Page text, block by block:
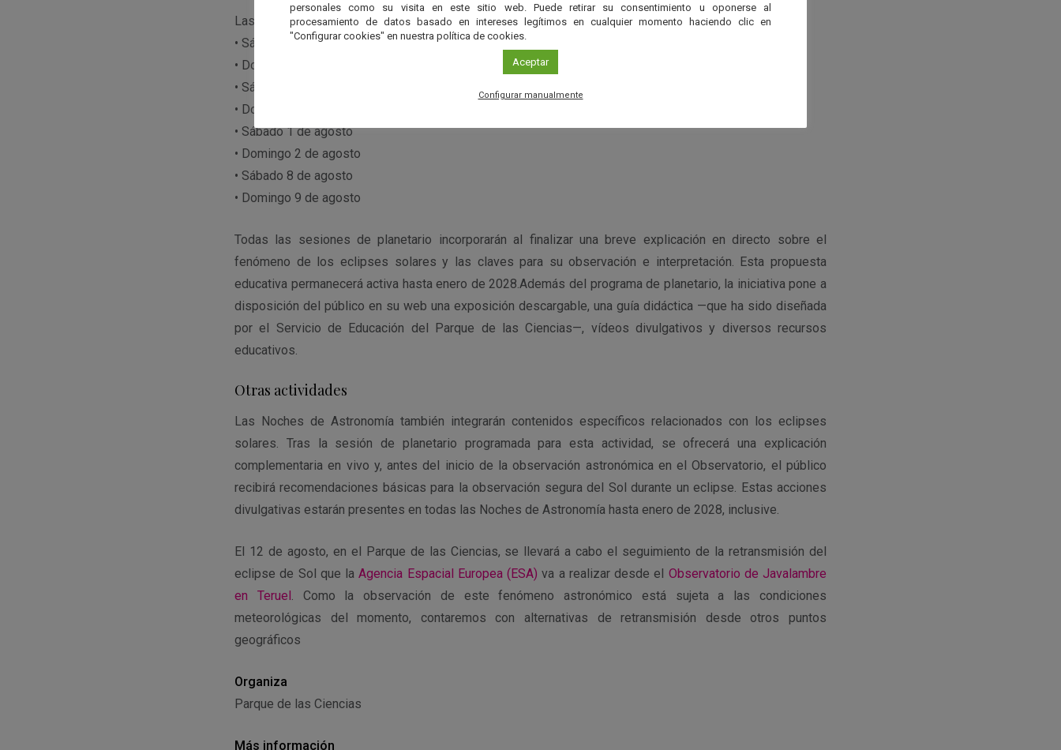
Las fechas programadas son las siguientes:
• Sábado 4 de julio
• Domingo 5 de julio
• Sábado 18 de julio
• Domingo 19 de julio
• Sábado 1 de agosto
• Domingo 2 de agosto
• Sábado 8 de agosto
• Domingo 9 de agosto
Todas las sesiones de planetario incorporarán al finalizar una breve explicación en directo sobre el
fenómeno de los eclipses solares y las claves para su observación e interpretación. Esta propuesta
educativa permanecerá activa hasta enero de 2028.Además del programa de planetario, la iniciativa pone a
disposición del público en su web una exposición descargable, una guía didáctica —que ha sido diseñada
por el Servicio de Educación del Parque de las Ciencias—, vídeos divulgativos y diversos recursos
educativos.
Otras actividades
Las Noches de Astronomía también integrarán contenidos específicos relacionados con los eclipses
solares. Tras la sesión de planetario programada para esta actividad, se ofrecerá una explicación
complementaria en vivo y, antes del inicio de la observación astronómica en el Observatorio, el público
recibirá recomendaciones básicas para la observación segura del Sol durante un eclipse. Estas acciones
divulgativas estarán presentes en todas las Noches de Astronomía hasta enero de 2028, inclusive.
El 12 de agosto, en el Parque de las Ciencias, se llevará a cabo el seguimiento de la retransmisión del
eclipse de Sol que la Agencia Espacial Europea (ESA) va a realizar desde el Observatorio de Javalambre
en Teruel . Como la observación de este fenómeno astronómico está sujeta a las condiciones
meteorológicas del momento, contaremos con alternativas de retransmisión desde otros puntos
geográficos
Organiza
Parque de las Ciencias
Más información
personales como su visita en este sitio web. Puede retirar su consentimiento u oponerse al
procesamiento de datos basado en intereses legítimos en cualquier momento haciendo clic en
"Configurar cookies" en nuestra política de cookies.
Aceptar
Configurar manualmente